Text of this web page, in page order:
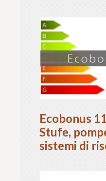
Ecobonus
Stufe,
sistemi di